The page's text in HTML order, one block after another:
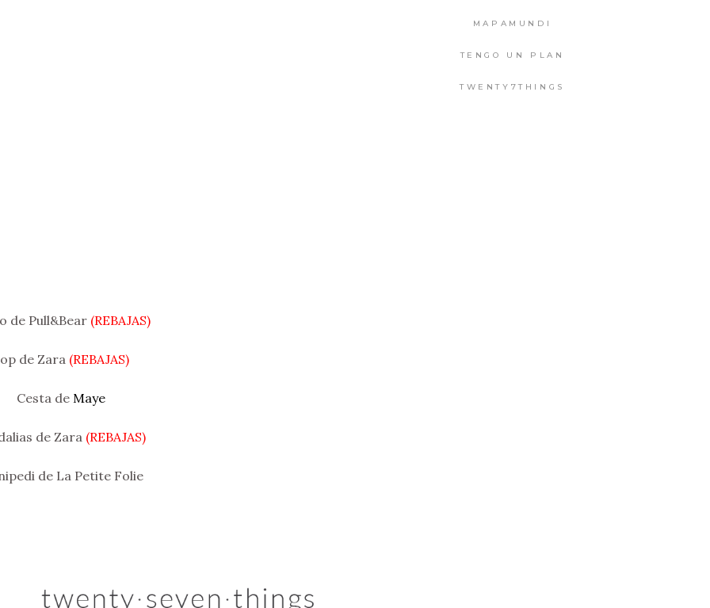
de Pull&Bear (REBAJAS)
de Zara (REBAJAS)
Cesta de Maye
de Zara (REBAJAS)
de La Petite Folie
MAPAMUNDI
TENGO UN PLAN
TWENTY7THINGS